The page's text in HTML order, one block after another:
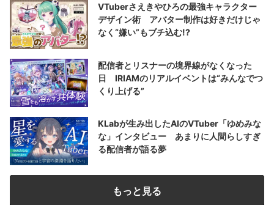
VTuberさえきやひろの最強キャラクター
デザイン術 アバター制作は好きだけじゃ
なく“嫌い”もブチ込む!?
配信者とリスナーの境界線がなくなった
日 IRIAMのリアルイベントは“みんなでつ
くり上げる”
KLabが生み出したAIのVTuber「ゆめみな
な」インタビュー あまりに人間らしすぎ
る配信者が語る夢
もっと見る